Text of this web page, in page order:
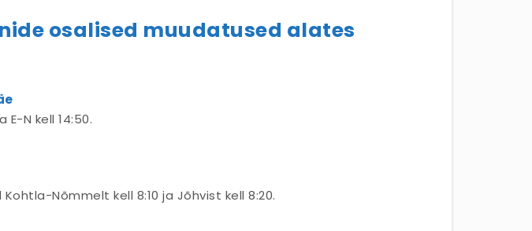
osalised muudatused alates
N kell 14:50.
Nõmmelt kell 8:10 ja Jõhvist kell 8:20.